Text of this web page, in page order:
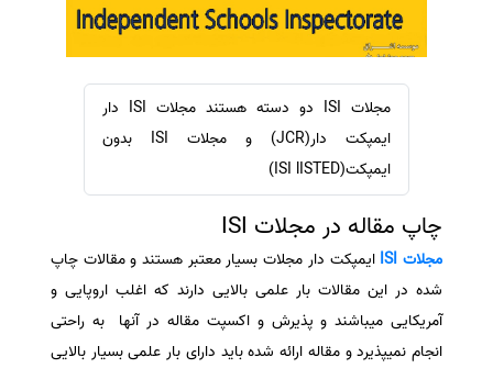
ترجمه عربی به فارسی
مشاهده همه زبان ها
سفارش ویرایش
سفارش پارافریز
سفارش فرمت‌بندی
سفارش کاهش کمیت
سفارش معرفی مجله
سفارش معرفی مقاله
سفارش معرفی کتاب
سفارش چکیده مبسوط
سفارش ترجمه مولتی‌مدیا
سفارش گویندگی
مجلات ISI دو دسته هستند مجلات ISI دار
ایمپکت دار(JCR) و مجلات ISI بدون
ایمپکت(ISI lISTED)
چاپ مقاله در مجلات ISI
مجلات ISI
ایمپکت دار مجلات بسیار معتبر هستند و مقالات چاپ
شده در این مقالات بار علمی بالایی دارند که اغلب اروپایی و
آمریکایی میباشند و پذیرش و اکسپت مقاله در آنها به راحتی
انجام نمیپذیرد و مقاله ارائه شده باید دارای بار علمی بسیار بالایی